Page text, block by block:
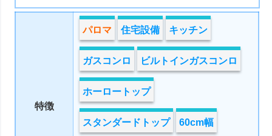
特徴
パロマ 住宅設備 キッチン
ガスコンロ ビルトインガスコンロ
ホーロートップ
スタンダードトップ 60cm幅